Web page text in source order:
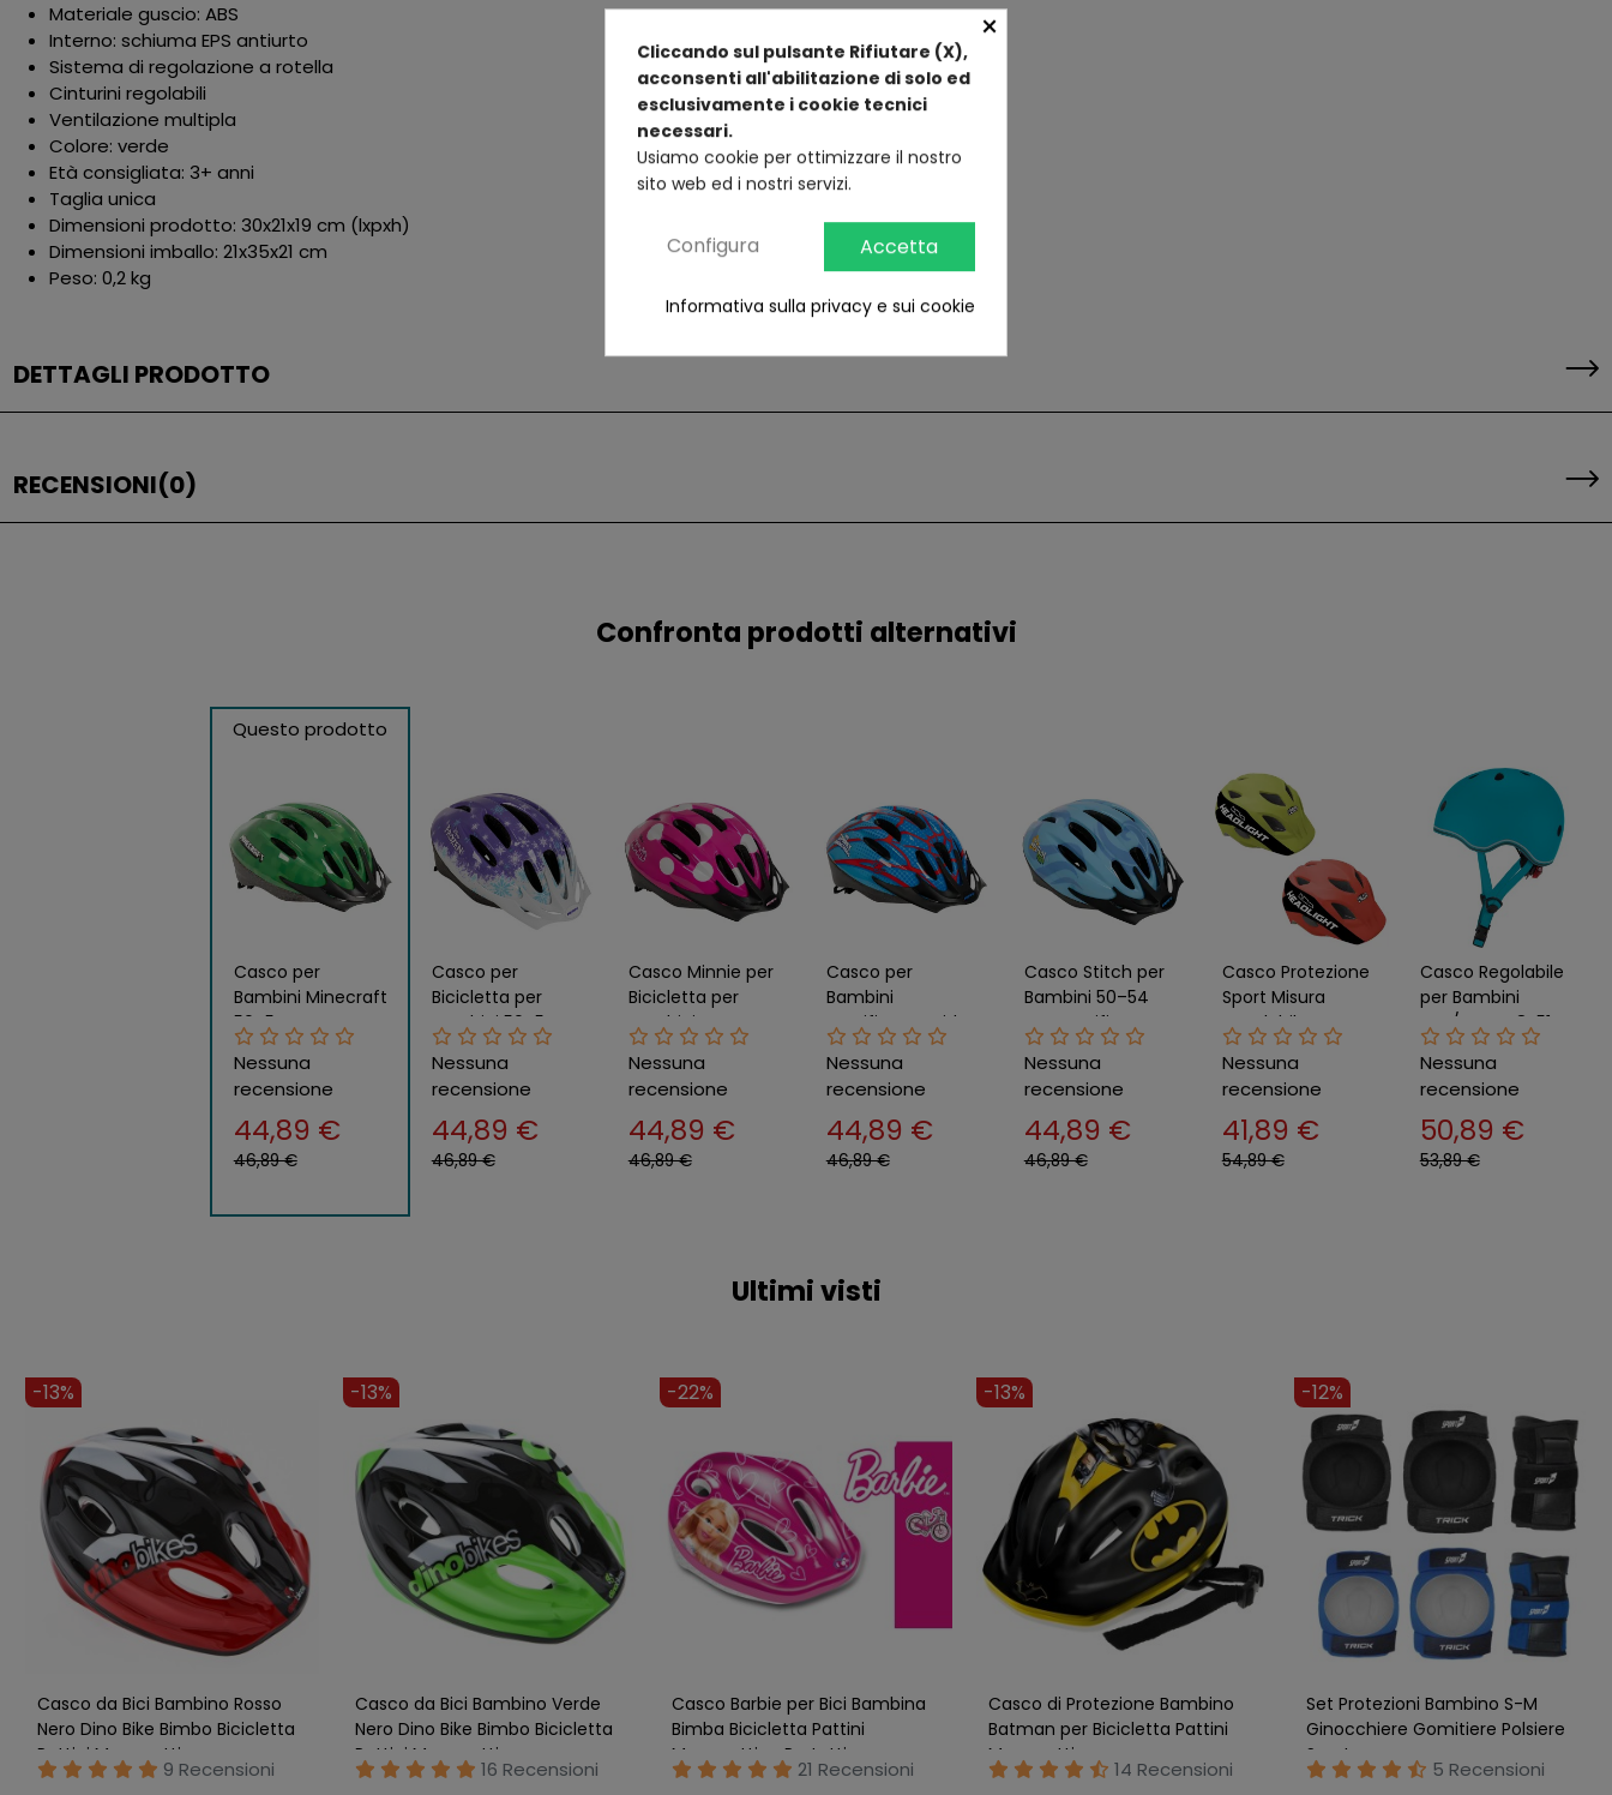
Materiale guscio: ABS
Interno: schiuma EPS antiurto
Sistema di regolazione a rotella
Cinturini regolabili
Ventilazione multipla
Colore: verde
Età consigliata: 3+ anni
Taglia unica
Dimensioni prodotto: 30x21x19 cm (lxpxh)
Dimensioni imballo: 21x35x21 cm
Peso: 0,2 kg
DETTAGLI PRODOTTO
RECENSIONI(0)
Confronta prodotti alternativi
Questo prodotto
Casco per
Bambini Minecraft
50–54 cm
Certificato per
Bici Regolabile
Nessuna
recensione
44,89 €
46,89 €
Casco per
Bicicletta per
Bambini 50–54
cm Frozen
Certificato
Nessuna
recensione
44,89 €
46,89 €
Casco Minnie per
Bicicletta per
Bambini
Certificato 50–54
cm Regolabile
Nessuna
recensione
44,89 €
46,89 €
Casco per
Bambini
Certificato Spider
Man per Bici 50–
54 cm Marvel
Nessuna
recensione
44,89 €
46,89 €
Casco Stitch per
Bambini 50–54
cm Certificato
per Bicicletta
Regolabile
Nessuna
recensione
44,89 €
46,89 €
Casco Protezione
Sport Misura
Regolabile con
Luci Led Taglia 52–
56 cm
Nessuna
recensione
41,89 €
54,89 €
Casco Regolabile
per Bambini
XXS/XS Ø 48-51
cm Verde Acqua
Luce LED
Nessuna
recensione
50,89 €
53,89 €
Ultimi visti
-7%
Casco Winx per Bici Bambina
Bimba Skate 3 4 anni Bicicletta
Pattini Monopattino
16 Recensioni
-4%
Casco per Bambini Certificato
Spider Man per Bici 50–54 cm
Marvel
Nessuna
Novità -14%
Set Protezioni per Bambini
Gomiti Ginocchia Polsi Rosa
Pastello XXS
Nessuna
Novità -13%
Spedizione Rapida
Casco Protezione Easy Girl
Taglia 52-56cm Regolabile
Bicicletta Rosa
Nessuna
-8%
Spedizione Rapida
Set Protezioni Winx Ginocchiere
Gomitiere Bambina Bicicletta
Pattini Monopattino
11 Recensioni
×
Cliccando sul pulsante Rifiutare (X),
acconsenti all'abilitazione di solo ed
esclusivamente i cookie tecnici
necessari.
Usiamo cookie per ottimizzare il nostro
sito web ed i nostri servizi.
Configura Accetta
Informativa sulla privacy e sui cookie